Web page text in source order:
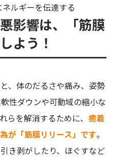
ルギーを伝達する
影響は、「筋膜
よう！
、体のだるさや痛み、姿勢
性ダウンや可動域の縮小な
らを解消するために、 癒着
が「筋膜リリース」です。
き剥がしたり、ほぐすなど